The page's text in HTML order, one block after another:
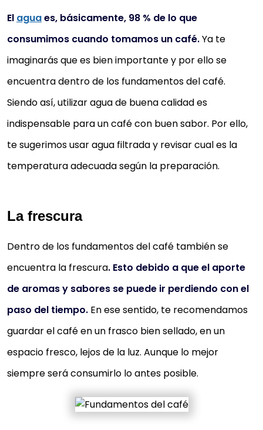
El aguaes, básicamente, 98 % de lo que
consumimos cuando tomamos un café.Ya te
imaginarás que es bien importante y por ello se
encuentra dentro de los fundamentos del café.
Siendo así, utilizar agua de buena calidad es
indispensable para un café con buen sabor. Por ello,
te sugerimos usar agua filtrada y revisar cual es la
temperatura adecuada según la preparación.
La frescura
Dentro de los fundamentos del café también se
encuentra la frescura. Esto debido a que el aporte
de aromas y sabores se puede ir perdiendo con el
paso del tiempo. En ese sentido, te recomendamos
guardar el café en un frasco bien sellado, en un
espacio fresco, lejos de la luz. Aunque lo mejor
siempre será consumirlo lo antes posible.